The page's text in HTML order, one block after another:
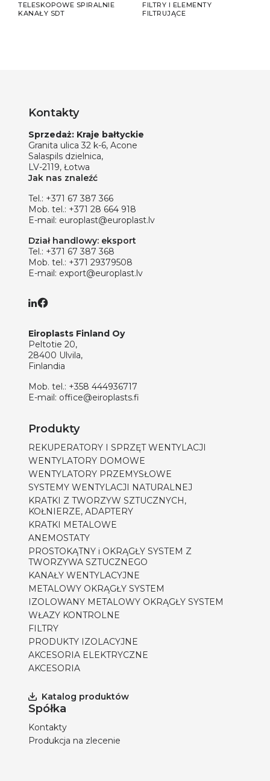
TELESKOPOWE SPIRALNIE
KANAŁY SDT
FILTRY I ELEMENTY
FILTRUJĄCE
Kontakty
Sprzedaż: Kraje bałtyckie
Granita ulica 32 k-6, Acone
Salaspils dzielnica,
LV-2119, Łotwa
Jak nas znaleźć
Tel.: +371 67 387 366
Mob. tel.: +371 28 664 918
E-mail: europlast@europlast.lv
Dział handlowy: eksport
Tel.: +371 67 387 368
Mob. tel.: +371 29379508
E-mail: export@europlast.lv
Eiroplasts Finland Oy
Peltotie 20,
28400 Ulvila,
Finlandia
Mob. tel.: +358 444936717
E-mail: office@eiroplasts.fi
Produkty
REKUPERATORY I SPRZĘT WENTYLACJI
WENTYLATORY DOMOWE
WENTYLATORY PRZEMYSŁOWE
SYSTEMY WENTYLACJI NATURALNEJ
KRATKI Z TWORZYW SZTUCZNYCH,
KOŁNIERZE, ADAPTERY
KRATKI METALOWE
ANEMOSTATY
PROSTOKĄTNY i OKRĄGŁY SYSTEM Z
TWORZYWA SZTUCZNEGO
KANAŁY WENTYLACYJNE
METALOWY OKRĄGŁY SYSTEM
IZOLOWANY METALOWY OKRĄGŁY SYSTEM
WŁAZY KONTROLNE
FILTRY
PRODUKTY IZOLACYJNE
AKCESORIA ELEKTRYCZNE
AKCESORIA
Katalog produktów
Spółka
Kontakty
Produkcja na zlecenie